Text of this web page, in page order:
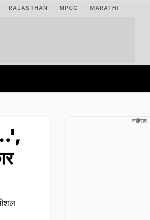
RAJASTHAN MPCG MARATHI
जाहिरात